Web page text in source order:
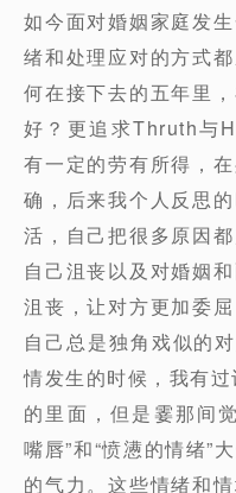
如今面对婚姻家庭发
绪和处理应对的方式
何在接下去的五年里
好？更追求Thruth与
有一定的劳有所得，
确，后来我个人反思
活，自己把很多原因
自己沮丧以及对婚姻
沮丧，让对方更加委
自己总是独角戏似的
情发生的时候，我有
的里面，但是霎那间
嘴唇”和“愤懑的情绪”
的气力。这些情绪和